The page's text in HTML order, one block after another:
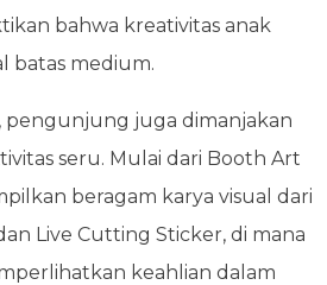
bahwa kreativitas anak
batas medium.
pengunjung juga dimanjakan
seru. Mulai dari Booth Art
beragam karya visual dari
Live Cutting Sticker, di mana
keahlian dalam